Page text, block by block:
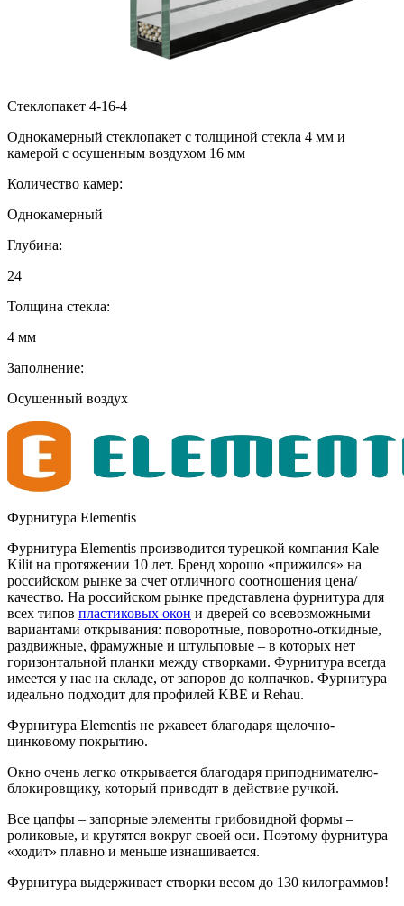
Стеклопакет 4-16-4
Однокамерный стеклопакет с толщиной стекла 4 мм и
камерой с осушенным воздухом 16 мм
Количество камер:
Однокамерный
Глубина:
24
Толщина стекла:
4 мм
Заполнение:
Осушенный воздух
Фурнитура Elementis
Фурнитура Elementis производится турецкой компания Kale
Kilit на протяжении 10 лет. Бренд хорошо «прижился» на
российском рынке за счет отличного соотношения цена/
качество. На российском рынке представлена фурнитура для
всех типов пластиковых окон и дверей со всевозможными
вариантами открывания: поворотные, поворотно-откидные,
раздвижные, фрамужные и штульповые – в которых нет
горизонтальной планки между створками. Фурнитура всегда
имеется у нас на складе, от запоров до колпачков. Фурнитура
идеально подходит для профилей KBE и Rehau.
Фурнитура Elementis не ржавеет благодаря щелочно-
цинковому покрытию.
Окно очень легко открывается благодаря приподнимателю-
блокировщику, который приводят в действие ручкой.
Все цапфы – запорные элементы грибовидной формы –
роликовые, и крутятся вокруг своей оси. Поэтому фурнитура
«ходит» плавно и меньше изнашивается.
Фурнитура выдерживает створки весом до 130 килограммов!